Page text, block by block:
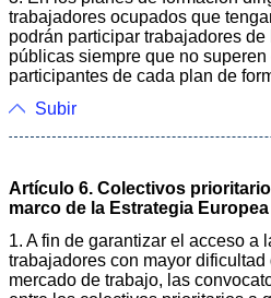
trabajadores ocupados que
podrán participar trabajadores
públicas siempre que no
participantes de cada plan de
Subir
Artículo 6. Colectivos
marco de la Estrategia
1. A fin de garantizar el acceso a
trabajadores con mayor dificultad
mercado de trabajo, las